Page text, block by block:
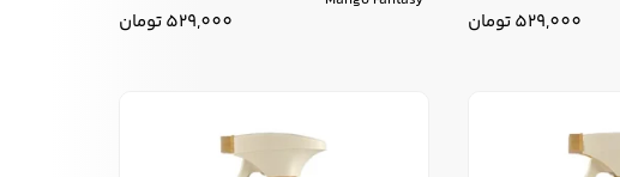
529,000تومان 529,000تومان